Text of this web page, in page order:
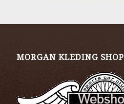
MORGAN KLEDING SHOP